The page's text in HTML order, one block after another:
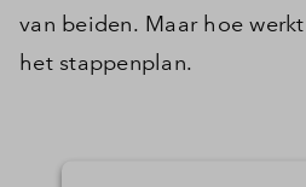
van beiden. Maar hoe
het stappenplan.